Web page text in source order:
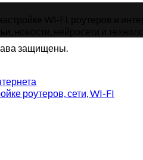
защищены.
роутеров, сети, WI-FI